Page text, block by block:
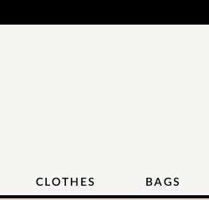
CLOTHES BAGS